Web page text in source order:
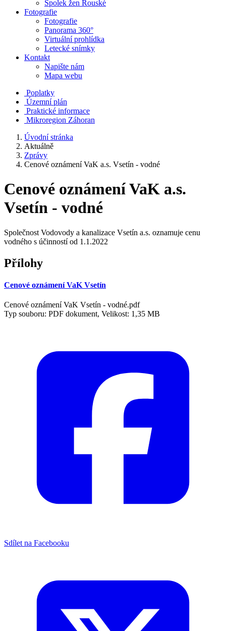
Spolek žen Rouské
Fotografie
Fotografie
Panorama 360°
Virtuální prohlídka
Letecké snímky
Kontakt
Napište nám
Mapa webu
Poplatky
Územní plán
Praktické informace
Mikroregion Záhoran
Úvodní stránka
Aktuálně
Zprávy
Cenové oznámení VaK a.s. Vsetín - vodné
Cenové oznámení VaK a.s.
Vsetín - vodné
Společnost Vodovody a kanalizace Vsetín a.s. oznamuje cenu
vodného s účinností od 1.1.2022
Přílohy
Cenové oznámení VaK Vsetín
Cenové oznámení VaK Vsetín - vodné.pdf
Typ souboru: PDF dokument, Velikost: 1,35 MB
Sdílet na Facebooku